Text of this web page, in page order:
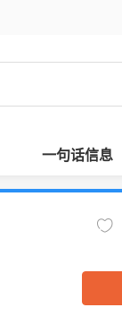
一句话信息